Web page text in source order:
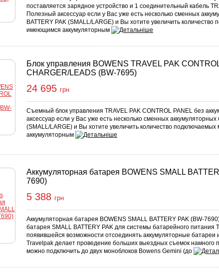
поставляется зарядное устройство и 1 соединительный кабель
Полезный аксессуар если у Вас уже есть несколько сменных
BATTERY PAK (SMALL/LARGE) и Вы хотите увеличить количество
имеющимся аккумуляторным
Блок управления BOWENS TRAVEL PAK
CHARGER/LEADS (BW-7695)
24 695 грн
Съемный блок управления TRAVEL PAK CONTROL PANEL без
аксессуар если у Вас уже есть несколько сменных
(SMALL/LARGE) и Вы хотите увеличить количество
аккумуляторным
Аккумуляторная батарея BOWENS SMALL
7690)
5 388 грн
Аккумуляторная батарея BOWENS SMALL BATTERY PAK (BW-
батарея SMALL BATTERY PAK для системы батарейного питания
появившейся возможности отсоединять аккумуляторные батареи
Travelpak делает проведение больших выездных съемок намного
можно подключить до двух моноблоков Bowens Gemini (до